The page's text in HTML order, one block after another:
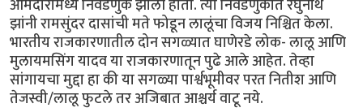
आमदारांमध्ये निवडणुक झाली होती. त्या निवडणुकीत रघुनाथ
झांनी रामसुंदर दासांची मते फोडून लालूंचा विजय निश्चित केला.
भारतीय राजकारणातील दोन सगळ्यात घाणेरडे लोक- लालू आणि
मुलायमसिंग यादव या राजकारणातून पुढे आले आहेत. तेव्हा
सांगायचा मुद्दा हा की या सगळ्या पार्श्वभूमीवर परत नितीश आणि
तेजस्वी/लालू फुटले तर अजिबात आश्चर्य वाटू नये.